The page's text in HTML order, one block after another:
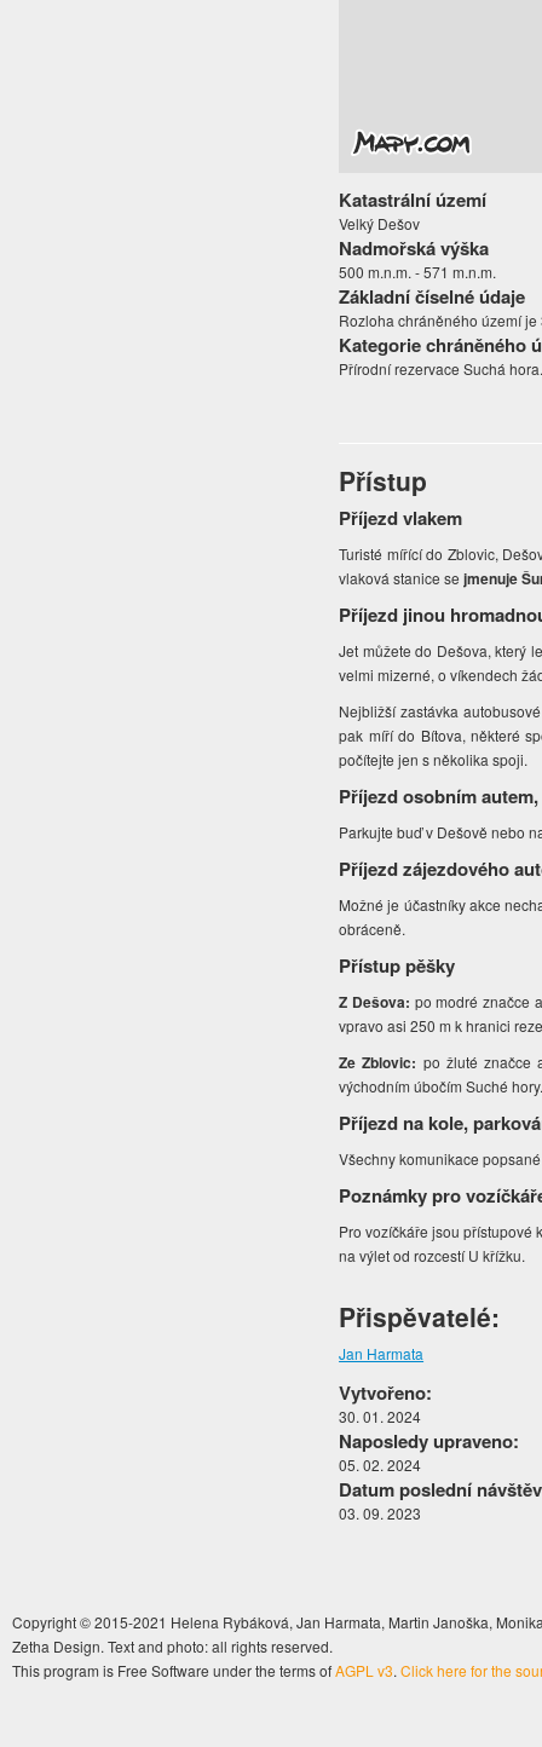
Katastrální území
Velký Dešov
Nadmořská výška
500 m.n.m. - 571 m.n.m.
Základní číselné údaje
Rozloha chráněného území
Kategorie chráněného
Přírodní rezervace Suchá
Přístup
Příjezd vlakem
Turisté mířící do Zblovic,
vlaková stanice sejmenuje
Příjezd jinou
Jet můžete do Dešova, který
velmi mizerné, o víkendech
Nejbližší zastávka
pak míří do Bítova, některé
počítejte jen s několika spoji.
Příjezd osobním
Parkujte buď v Dešově nebo
Příjezd zájezdového
Možné je účastníky akce
obráceně.
Přístup pěšky
Z Dešova: po modré značce
vpravo asi 250 m k hranici
Ze Zblovic: po žluté značce
východním úbočím Suché
Příjezd na kole,
Všechny komunikace
Poznámky pro
Pro vozíčkáře jsou přístupové
na výlet od rozcestí U křížku.
Přispěvatelé:
Jan Harmata
Vytvořeno:
30. 01. 2024
Naposledy upraveno:
05. 02. 2024
Datum poslední
03. 09. 2023
Copyright © 2015-2021 Helena Rybáková, Jan Harmata, Martin Janoška,
Zetha Design. Text and photo: all rights reserved.
This program is Free Software under the terms ofAGPL v3. Click here for the